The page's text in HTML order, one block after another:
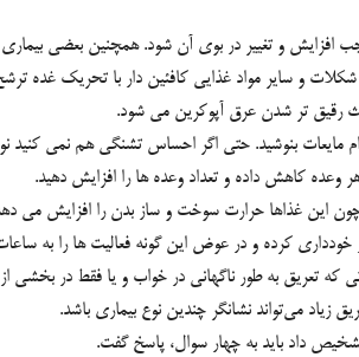
افزايش و تغيير در بوي آن شود. همچنين بعضي
و ساير مواد غذايي کافئين دار با تحريک غده
رقيق تر شدن عرق آپوکرين مي شود.
مايعات بنوشيد. حتي اگر احساس تشنگي هم نمي کنيد
وعده کاهش داده و تعداد وعده ها را افزايش دهيد.
اين غذاها حرارت سوخت و ساز بدن را افزايش مي
خودداري کرده و در عوض اين گونه فعاليت ها را به
که تعریق به طور ناگهانی در خواب و یا فقط در بخشی
می‌تواند نشانگر چندین نوع بیماری باشد.
داد باید به چهار سوال، پاسخ گفت.